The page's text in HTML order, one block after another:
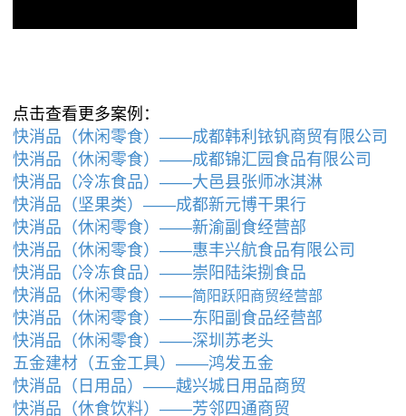
点击查看更多案例：
快消品（休闲零食）——成都韩利铱钒商贸有限公司
快消品（休闲零食）——成都锦汇园食品有限公司
快消品（冷冻食品）——大邑县张师冰淇淋
快消品（坚果类）——成都新元博干果行
快消品（休闲零食）——新渝副食经营部
快消品（休闲零食）——惠丰兴航食品有限公司
快消品（冷冻食品）——崇阳陆柒捌食品
快消品（休闲零食）——简阳跃阳商贸经营部
快消品（休闲零食）——东阳副食品经营部
快消品（休闲零食）——深圳苏老头
五金建材（五金工具）——鸿发五金
快消品（日用品）——越兴城日用品商贸
快消品（休食饮料）——芳邻四通商贸